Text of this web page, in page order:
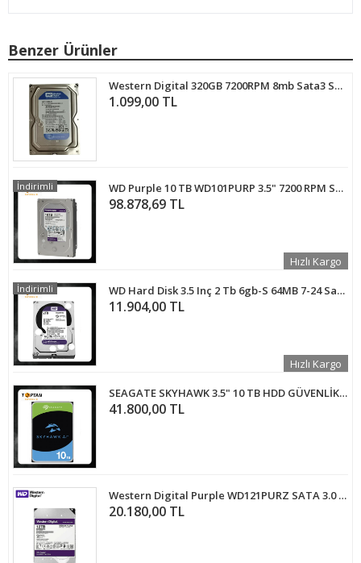
Benzer Ürünler
Western Digital 320GB 7200RPM 8mb Sata3 Sabit Disk WD3200AAJS Harddisk
1.099,00 TL
WD Purple 10 TB WD101PURP 3.5" 7200 RPM SATA 3.0 GÜVENLİK HARDDİSK
98.878,69 TL
İndirimli
Hızlı Kargo
WD Hard Disk 3.5 Inç 2 Tb 6gb-S 64MB 7-24 Sata Wd Purple WD20PURZ
11.904,00 TL
İndirimli
Hızlı Kargo
SEAGATE SKYHAWK 3.5" 10 TB HDD GÜVENLİK DİSKİ
41.800,00 TL
Western Digital Purple WD121PURZ SATA 3.0 7200 RPM 3.5" 12 TB Hard disk
20.180,00 TL